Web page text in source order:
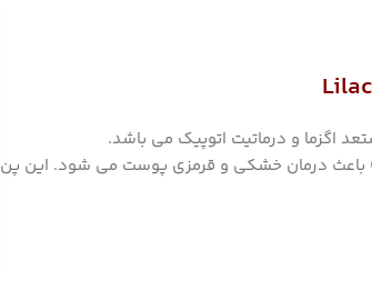
اگزما و درماتیت اتوپیک می باشد.
باعث درمان خشکی و قرمزی پوست می شود. این پن